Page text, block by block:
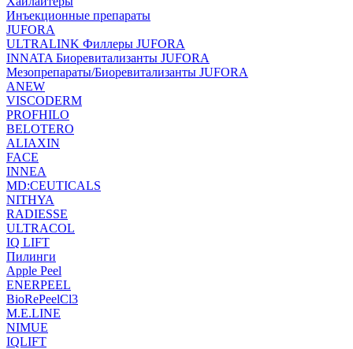
Инъекционные препараты
JUFORA
ULTRALINK Филлеры JUFORA
INNATA Биоревитализанты JUFORA
Мезопрепараты/Биоревитализанты JUFORA
ANEW
VISCODERM
PROFHILO
BELOTERO
ALIAXIN
FACE
INNEA
MD:CEUTICALS
NITHYA
RADIESSE
ULTRACOL
IQ LIFT
Пилинги
Apple Peel
ENERPEEL
BioRePeelCl3
M.E.LINE
NIMUE
IQLIFT